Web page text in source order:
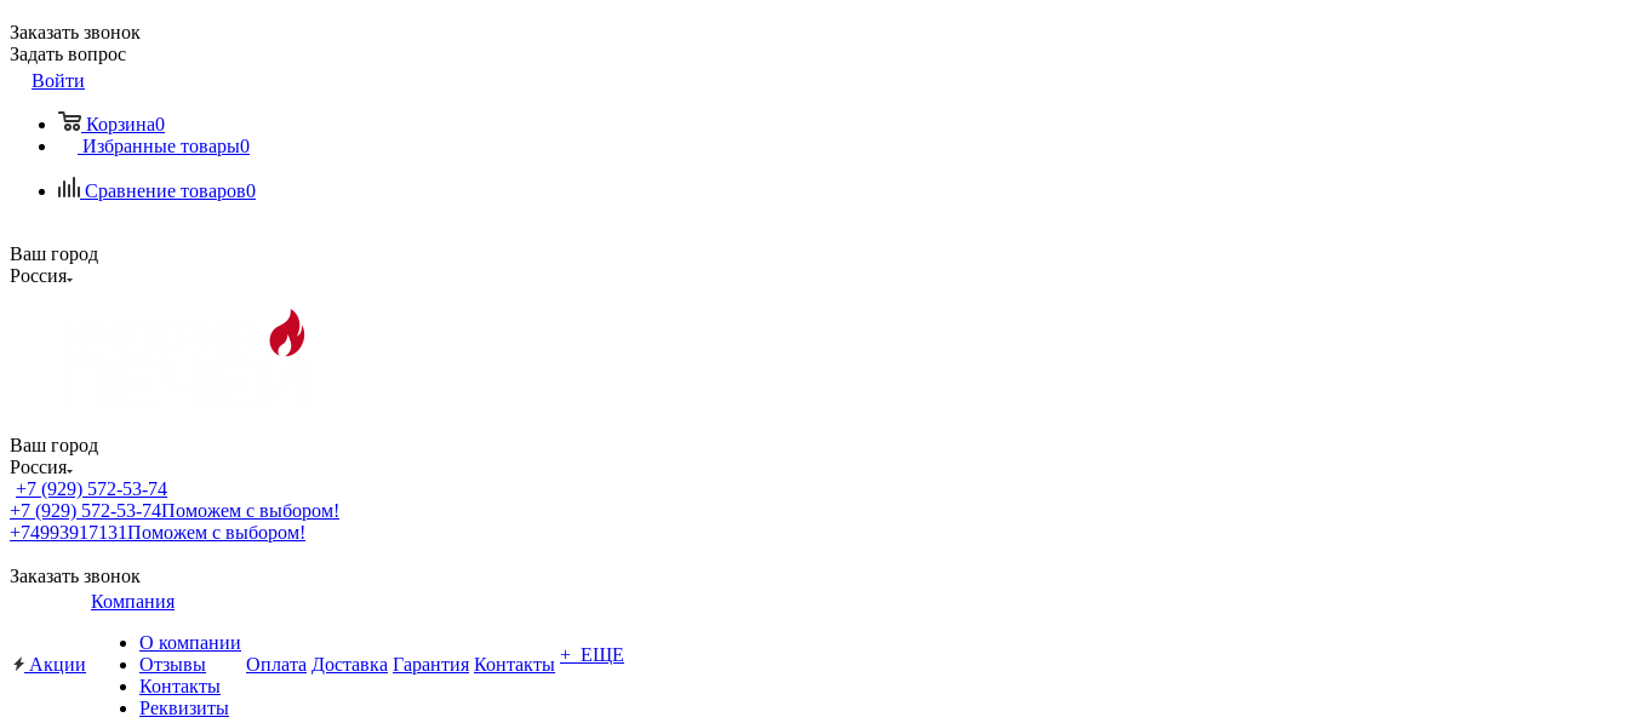
Заказать звонок
Задать вопрос
Войти
Корзина0
Избранные товары0
Сравнение товаров0
Ваш город
Россия
Ваш город
Россия
+7 (929) 572-53-74
+7 (929) 572-53-74Поможем с выбором!
+74993917131Поможем с выбором!
Заказать звонок
Акции
Компания
О компании
Отзывы
Контакты
Реквизиты
Оплата Доставка Гарантия Контакты + ЕЩЕ